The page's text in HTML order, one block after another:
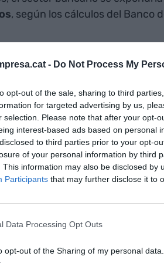
- Do Not Process My
opt-out of the sale, sharing to third
for targeted advertising by us,
selection. Please note that after your opt-
interest-based ads based on personal
to third parties prior to your opt-
of your personal information by third
This information may also be disclosed by
Participants that may further disclose it to
Data Processing Opt Outs
opt-out of the Sharing of my personal data.
, según los cálculos del Banco
el impacto a 3.600 millones
en 40.000, en linea con los
Financieros (Asufin), de
diferentes voces consultadas
referenciadas con la IRPH es
cláusulas suelo.
finalmente todos los
IRPH tiene carácter
cuestión, decretando que
falta de transparencia o
a la justicia europea después
prejudicial sobre el